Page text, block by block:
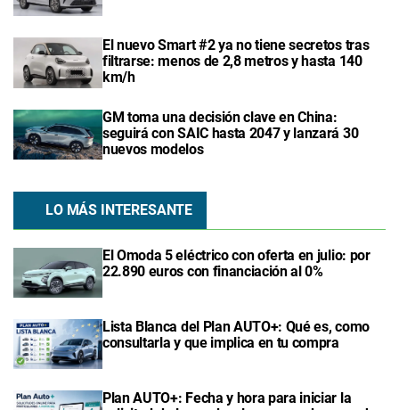
El nuevo Smart #2 ya no tiene secretos tras
filtrarse: menos de 2,8 metros y hasta 140
km/h
GM toma una decisión clave en China:
seguirá con SAIC hasta 2047 y lanzará 30
nuevos modelos
LO MÁS INTERESANTE
El Omoda 5 eléctrico con oferta en julio: por
22.890 euros con financiación al 0%
Lista Blanca del Plan AUTO+: Qué es, como
consultarla y que implica en tu compra
Plan AUTO+: Fecha y hora para iniciar la